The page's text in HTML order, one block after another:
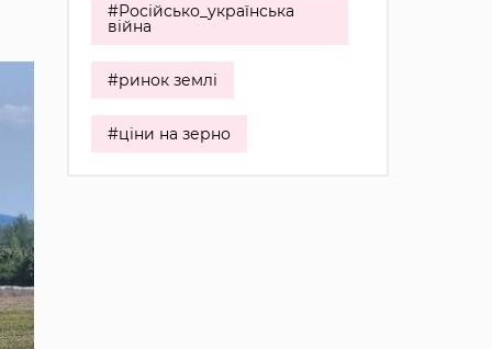
#Російсько_українська
війна
#ринок землі
#ціни на зерно